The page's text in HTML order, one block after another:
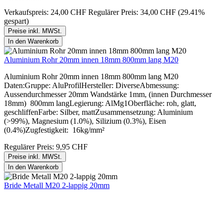
Verkaufspreis: 24,00 CHF Regulärer Preis: 34,00 CHF (29.41%
gespart)
Preise inkl. MWSt.
In den Warenkorb
Aluminium Rohr 20mm innen 18mm 800mm lang M20
Aluminium Rohr 20mm innen 18mm 800mm lang M20
Daten:Gruppe: AluProfilHersteller: DiverseAbmessung:
Aussendurchmesser 20mm Wandstärke 1mm, (innen Durchmesser
18mm) 800mm langLegierung: AlMg1Oberfläche: roh, glatt,
geschliffenFarbe: Silber, mattZusammensetzung: Aluminium
(>99%), Magnesium (1.0%), Silizium (0.3%), Eisen
(0.4%)Zugfestigkeit: 16kg/mm²
Regulärer Preis: 9,95 CHF
Preise inkl. MWSt.
In den Warenkorb
Bride Metall M20 2-lappig 20mm